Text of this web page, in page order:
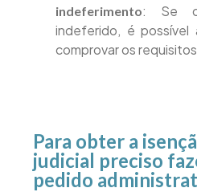
indeferimento: Se o
indeferido, é possível
comprovar os
Para obter a
judicial preciso
pedido